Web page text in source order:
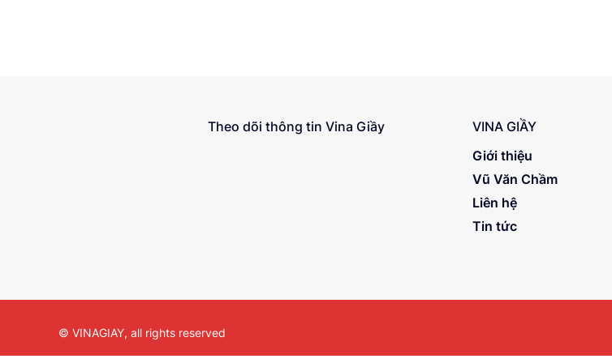
Theo dõi thông tin Vina Giầy
VINA GIẦY
Giới thiệu
Vũ Văn Chầm
Liên hệ
Tin tức
© VINAGIAY, all rights reserved